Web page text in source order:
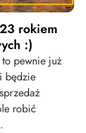
rokiem
:)
to pewnie już
będzie
robić